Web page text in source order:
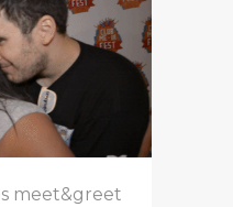
meet&greet